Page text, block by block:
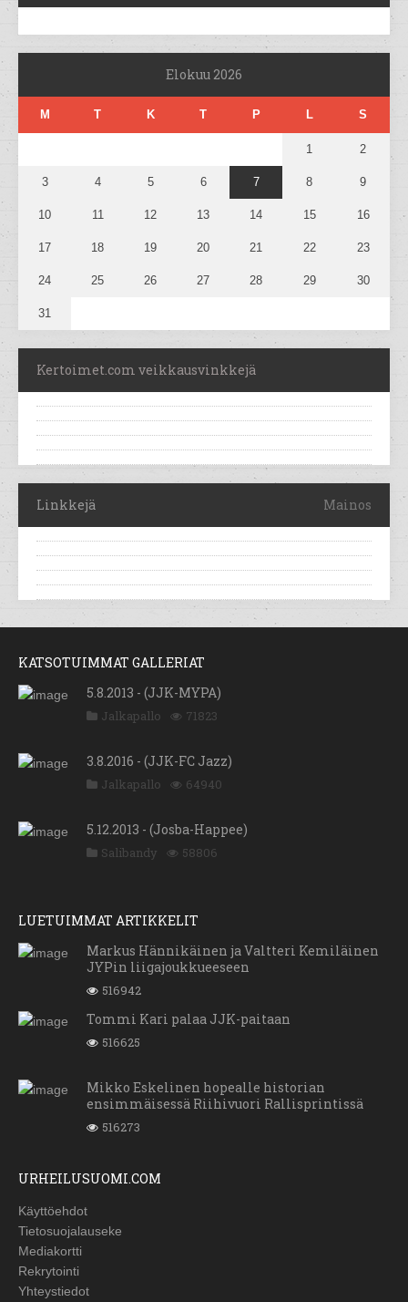
Elokuu 2026
M T K T P L S
1 2
3 4 5 6 7 8 9
10 11 12 13 14 15 16
17 18 19 20 21 22 23
24 25 26 27 28 29 30
31
Kertoimet.com veikkausvinkkejä
Linkkejä Mainos
KATSOTUIMMAT GALLERIAT
5.8.2013 - (JJK-MYPA)
Jalkapallo 71823
3.8.2016 - (JJK-FC Jazz)
Jalkapallo 64940
5.12.2013 - (Josba-Happee)
Salibandy 58806
LUETUIMMAT ARTIKKELIT
Markus Hännikäinen ja Valtteri Kemiläinen
JYPin liigajoukkueeseen
516942
Tommi Kari palaa JJK-paitaan
516625
Mikko Eskelinen hopealle historian
ensimmäisessä Riihivuori Rallisprintissä
516273
URHEILUSUOMI.COM
Käyttöehdot
Tietosuojalauseke
Mediakortti
Rekrytointi
Yhteystiedot